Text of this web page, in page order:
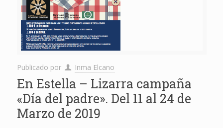
Publicado por Inma Elcano
En Estella – Lizarra campaña
«Día del padre». Del 11 al 24 de
Marzo de 2019